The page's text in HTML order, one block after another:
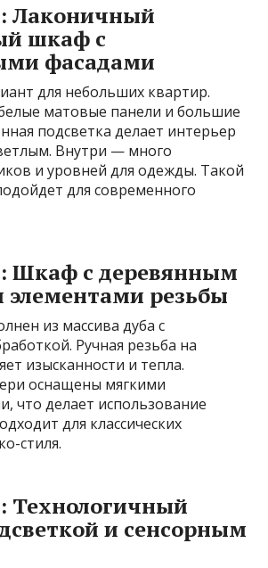
Лаконичный
шкаф с
фасадами
для небольших квартир.
матовые панели и большие
подсветка делает интерьер
Внутри — много
и уровней для одежды. Такой
для современного
Шкаф с деревянным
элементами резьбы
из массива дуба с
Ручная резьба на
изысканности и тепла.
оснащены мягкими
что делает использование
для классических
стиля.
Технологичный
и сенсорным